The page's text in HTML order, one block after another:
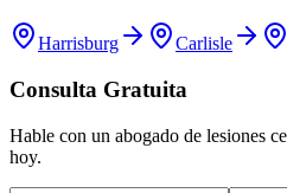
Harrisburg Carlisle
Consulta Gratuita
Hable con un abogado de lesiones
hoy.